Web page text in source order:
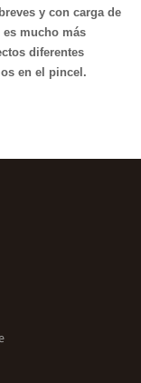
y con carga de
mucho más
diferentes
en el pincel.